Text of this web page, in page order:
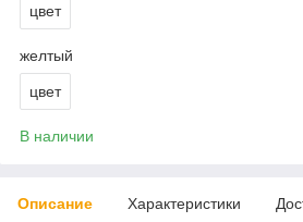
цвет
желтый
цвет
В наличии
Описание Характеристики